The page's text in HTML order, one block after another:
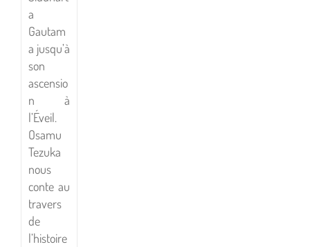
a
Gautam
a jusqu’à
son
ascensio
n à
l’Éveil.
Osamu
Tezuka
nous
conte au
travers
de
l’histoire